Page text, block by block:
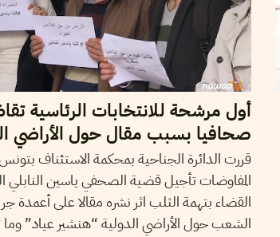
أول مرشحة للانتخابات الرئاسية
صحافيا بسبب مقال حول الأراضي
قررت الدائرة الجناحية بمحكمة الاستئناف
المفاوضات تأجيل قضية الصحفي ياسين النابلي
القضاء بتهمة الثلب اثر نشره مقالا على
الشعب حول الأراضي الدولية “هنشير عياد”